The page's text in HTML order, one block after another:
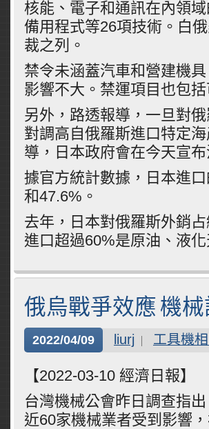
核能、電子和通訊在內領
備用程式等26項技術。白
裁之列。
禁令未涵蓋汽車和營建機
影響不大。禁運項目也包
另外，路透報導，一旦對
對調高自俄羅斯進口特定
導，日本政府會在今天宣布
據官方統計數據，日本進
和47.6%。
去年，日本對俄羅斯外銷
進口超過60%是原油、液
俄烏戰爭效應 機
2022/04/09 liurj 工具機
【2022-03-10 經濟日報】
台灣機械公會昨日調查指
近60家機械業者受到影響